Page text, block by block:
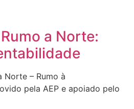
a Norte:
Norte – Rumo à
pela AEP e apoiado pelo